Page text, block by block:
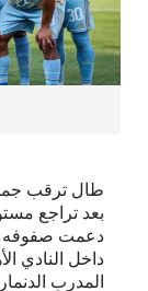
طال ترقب
بعد تراجع
دعمت صفوفه
داخل النادي
المدرب